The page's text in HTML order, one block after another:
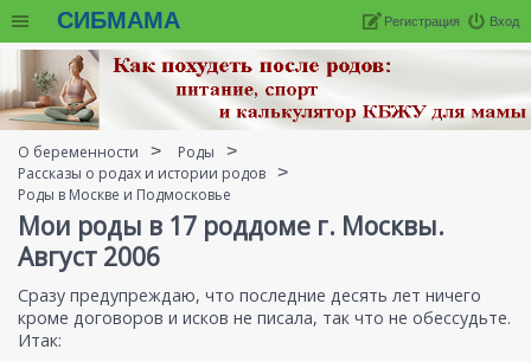
СИБМАМА Вход
Регистрация
О беременности
Роды
Рассказы о родах и истории родов
Роды в Москве и Подмосковье
Мои роды в 17 роддоме г. Москвы.
Август 2006
Сразу предупреждаю, что последние десять лет ничего
кроме договоров и исков не писала, так что не обессудьте.
Итак: